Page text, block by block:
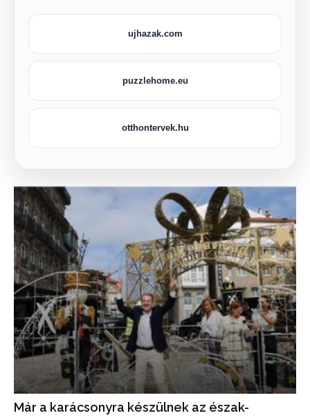
ujhazak.com
puzzlehome.eu
otthontervek.hu
Már a karácsonyra készülnek az észak-